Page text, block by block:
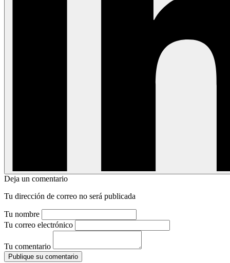
Deja un comentario
Tu dirección de correo no será publicada
Tu nombre
Tu correo electrónico
Tu comentario
Publique su comentario